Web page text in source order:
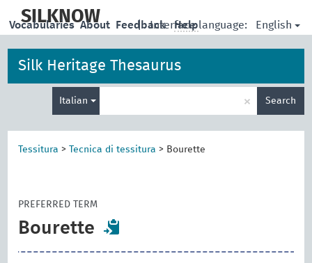
main
SILKNOW | Interface language: English
Vocabularies About Feedback Help
Silk Heritage Thesaurus
Italian × Search
Tessitura > Tecnica di tessitura > Bourette
PREFERRED TERM
Bourette